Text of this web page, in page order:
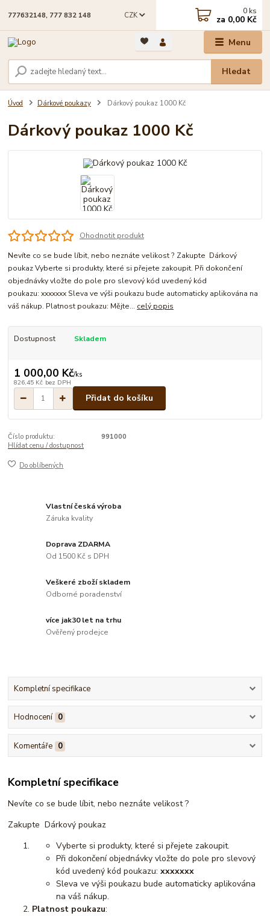
Menu
CZK
Hledat
777632148, 777 832 148 0 ks
za 0,00 Kč
Úvod Dárkové poukazy Dárkový poukaz 1000 Kč
Dárkový poukaz 1000 Kč
Ohodnotit produkt
Nevíte co se bude líbit, nebo neznáte velikost ? Zakupte Dárkový
poukaz Vyberte si produkty, které si přejete zakoupit. Při dokončení
objednávky vložte do pole pro slevový kód uvedený kód
poukazu: xxxxxxx Sleva ve výši poukazu bude automaticky aplikována na
váš nákup. Platnost poukazu: Mějte... celý popis
Dostupnost Skladem
1 000,00 Kč/ks
826,45 Kč bez DPH
Přidat do košíku
Číslo produktu:
991000
Hlídat cenu / dostupnost
Do oblíbených
Vlastní česká výroba
Záruka kvality
Doprava ZDARMA
Od 1500 Kč s DPH
Veškeré zboží skladem
Odborné poradenství
více jak30 let na trhu
Ověřený prodejce
Kompletní specifikace
Hodnocení 0
Komentáře 0
Kompletní specifikace
Nevíte co se bude líbit, nebo neznáte velikost ?
Zakupte Dárkový poukaz
Vyberte si produkty, které si přejete zakoupit.
Při dokončení objednávky vložte do pole pro slevový
kód uvedený kód poukazu:xxxxxxx
Sleva ve výši poukazu bude automaticky aplikována
na váš nákup.
Platnost poukazu: